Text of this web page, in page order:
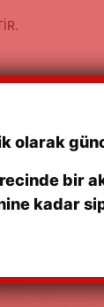
olarak
bir
kadar